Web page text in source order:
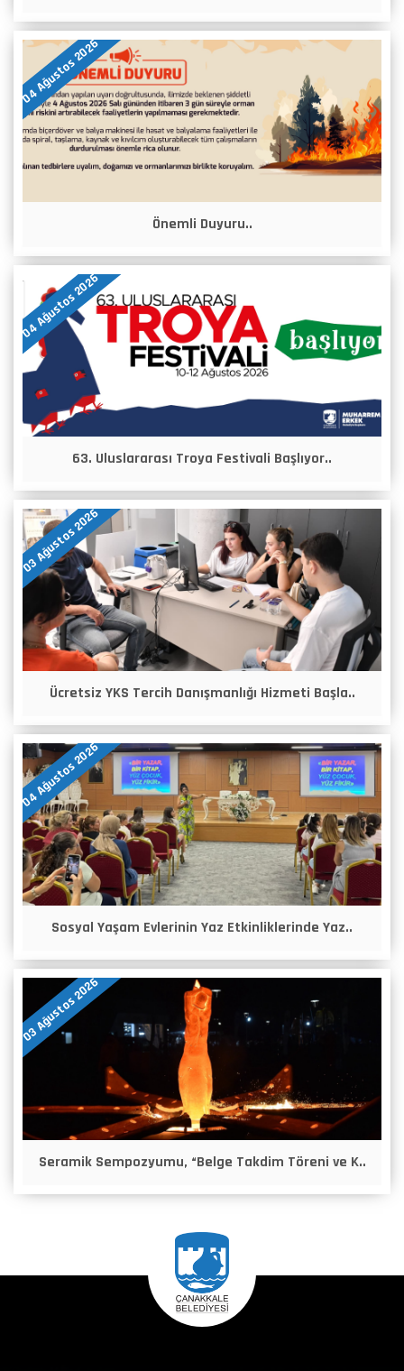
04 Ağustos 2026
Önemli Duyuru..
04 Ağustos 2026
63. Uluslararası Troya Festivali Başlıyor..
03 Ağustos 2026
Ücretsiz YKS Tercih Danışmanlığı Hizmeti Başla..
04 Ağustos 2026
Sosyal Yaşam Evlerinin Yaz Etkinliklerinde Yaz..
03 Ağustos 2026
Seramik Sempozyumu, “Belge Takdim Töreni ve K..